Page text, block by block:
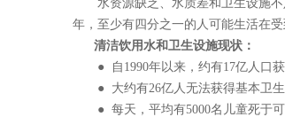
水资源缺乏、水质差和卫生设施不
年，至少有四分之一的人可能生活在
清洁饮用水和卫生设施现状：
●
自1990年以来，约有17亿人口
● 大约有26亿人无法获得基本卫
● 每天，平均有5000名儿童死于